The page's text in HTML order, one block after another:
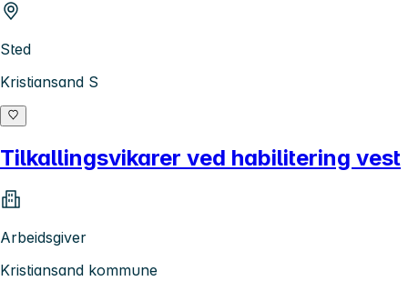
Sted
Kristiansand S
Tilkallingsvikarer ved habilitering vest
Arbeidsgiver
Kristiansand kommune